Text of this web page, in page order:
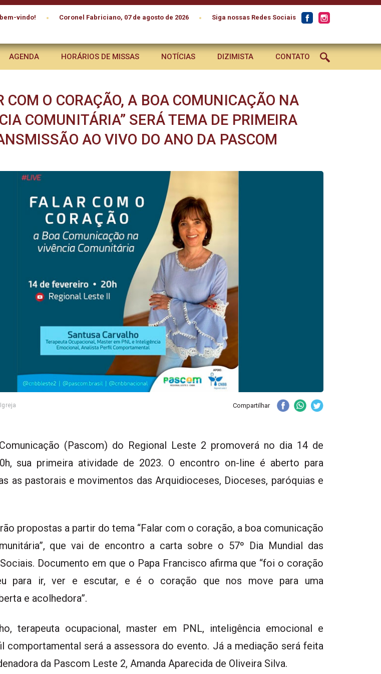
vindo! • Coronel Fabriciano, 07 de agosto de 2026 • Siga nossas Redes Sociais
AGENDA HORÁRIOS DE MISSAS NOTÍCIAS DIZIMISTA CONTATO
COM O CORAÇÃO, A BOA COMUNICAÇÃO NA
COMUNITÁRIA” SERÁ TEMA DE PRIMEIRA
AO VIVO DO ANO DA PASCOM
Compartilhar
(Pascom) do Regional Leste 2 promoverá no dia 14 de
sua primeira atividade de 2023. O encontro on-line é aberto para
as pastorais e movimentos das Arquidioceses, Dioceses, paróquias e
propostas a partir do tema “Falar com o coração, a boa comunicação
que vai de encontro a carta sobre o 57º Dia Mundial das
Documento em que o Papa Francisco afirma que “foi o coração
para ir, ver e escutar, e é o coração que nos move para uma
e acolhedora”.
terapeuta ocupacional, master em PNL, inteligência emocional e
comportamental será a assessora do evento. Já a mediação será feita
da Pascom Leste 2, Amanda Aparecida de Oliveira Silva.